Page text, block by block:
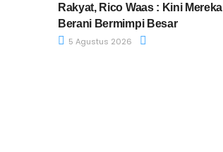
Rakyat, Rico Waas : Kini Mereka
Berani Bermimpi Besar
5 Agustus 2026